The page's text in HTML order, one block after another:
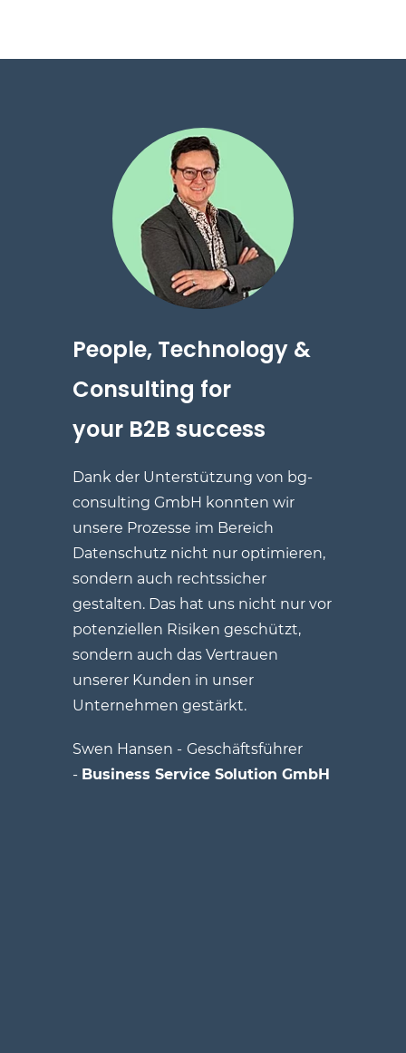
People, Technology &
Consulting for
your B2B success
Dank der Unterstützung von bg-
consulting GmbH konnten wir
unsere Prozesse im Bereich
Datenschutz nicht nur optimieren,
sondern auch rechtssicher
gestalten. Das hat uns nicht nur vor
potenziellen Risiken geschützt,
sondern auch das Vertrauen
unserer Kunden in unser
Unternehmen gestärkt.
Swen Hansen - Geschäftsführer
- Business Service Solution GmbH